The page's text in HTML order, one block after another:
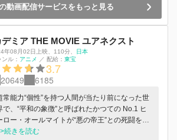
ローに憧れる活真と早速打ち解ける出久だった
、なぜか真幌は、かたくなに活真を出久たちか
ィラン＞たちが那歩島に襲来、次々と島の施設
破壊していく。それを指揮するのは、「ナイ
」。出久、爆豪ら1年A組のメンバーは力を合
わせて敵＜ヴィラン＞に立ち向かうが、ナインの
た。 なぜ、ナインたちは那歩島を襲撃したの
？そして、出久たち1年A組の“ニューヒーロ
ー”たちは、果たして最凶の敵＜ヴィラン＞から
真と真幌、そして島の人々を守ることができる
動画配信サービスをもっと見る
ミア THE MOVIE ユアネクスト
年08月02日上映 110分
日本
ンル： アニメ ／ 配給： 東宝
3.7
20649 6185
常能力“個性”を持つ人間が当たり前になった世
で、“平和の象徴”と呼ばれたかつての No.1 ヒ
ロー・オールマイトが“悪の帝王”との死闘を制
た直後に発した言葉。オールマイトが No,1 ヒ
続きを読む